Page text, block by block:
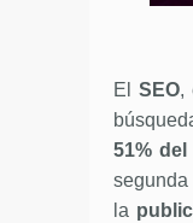
El SEO,
51%
la